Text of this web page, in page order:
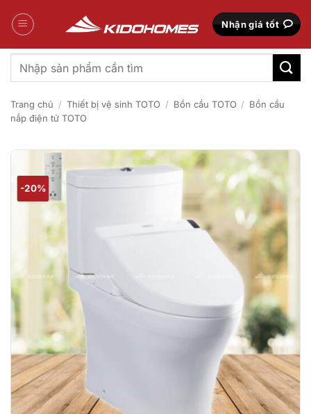
qua
Nhận giá tốt
Tìm
kiếm:
Trang chủ / Thiết bị vệ sinh TOTO / Bồn cầu TOTO / Bồn cầu
nắp điện tử TOTO
-20%